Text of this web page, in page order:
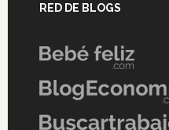
RED DE BLOGS